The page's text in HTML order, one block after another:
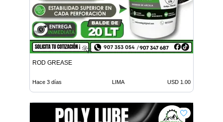
ROD GREASE
Hace 3 días LIMA USD 1.00